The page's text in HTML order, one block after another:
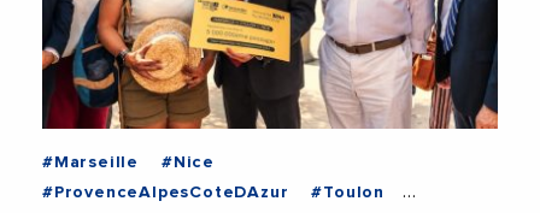
#Marseille
#Nice
#ProvenceAlpesCoteDAzur
#Toulon